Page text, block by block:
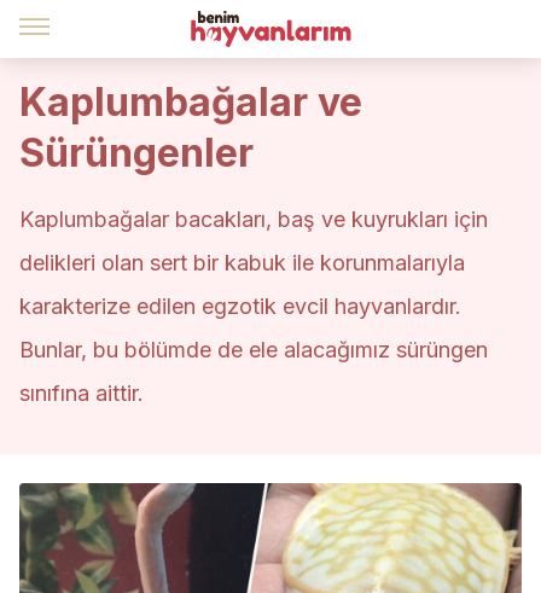
Kaplumbağalar ve
Sürüngenler
Kaplumbağalar bacakları, baş ve kuyrukları için
delikleri olan sert bir kabuk ile korunmalarıyla
karakterize edilen egzotik evcil hayvanlardır.
Bunlar, bu bölümde de ele alacağımız sürüngen
sınıfına aittir.